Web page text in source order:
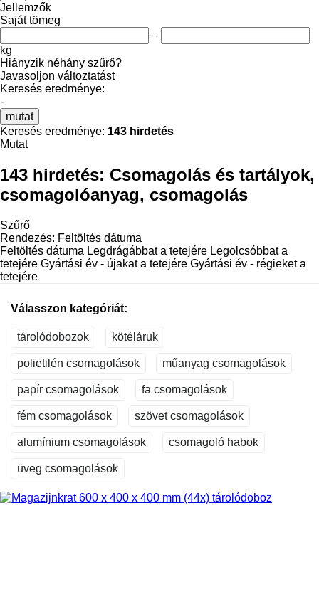
Jellemzők
Saját tömeg
–
kg
Hiányzik néhány szűrő?
Javasoljon változtatást
Keresés eredménye:
-
mutat
Keresés eredménye: 143 hirdetés
Mutat
143 hirdetés: Csomagolás és tartályok,
csomagolóanyag, csomagolás
Szűrő
Rendezés: Feltöltés dátuma
Feltöltés dátuma Legdrágábbat a tetejére Legolcsóbbat a
tetejére Gyártási év - újakat a tetejére Gyártási év - régieket a
tetejére
Válasszon kategóriát:
tárolódobozok kötéláruk
polietilén csomagolások műanyag csomagolások
papír csomagolások fa csomagolások
fém csomagolások szövet csomagolások
alumínium csomagolások csomagoló habok
üveg csomagolások